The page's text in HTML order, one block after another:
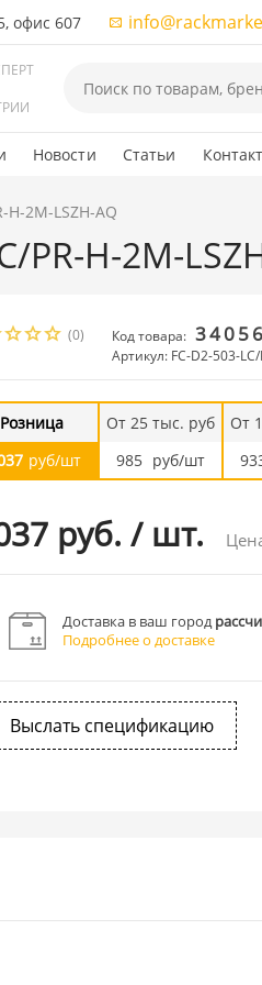
офис 607
Новости Статьи
H-2M-LSZH-AQ
PR-H-2M-
(0) Код товара: 34056
Артикул: FC-D2-503-
Розница
руб/шт
От 25 тыс. руб
985 руб/шт
От
руб. / шт.
Доставка в ваш город
Подробнее о доставке
Выслать спецификацию